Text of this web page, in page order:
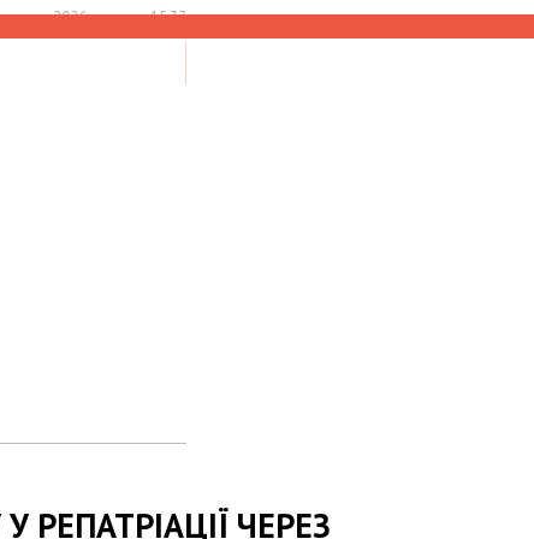
2026, четверг 15:37
ЧЕРЕЗ